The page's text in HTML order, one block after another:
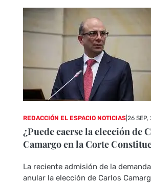
REDACCIÓN EL ESPACIO NOTICIAS| 26 SEP,
¿Puede caerse la elección de
Camargo en la Corte
La reciente admisión de la
anular la elección de Carlos